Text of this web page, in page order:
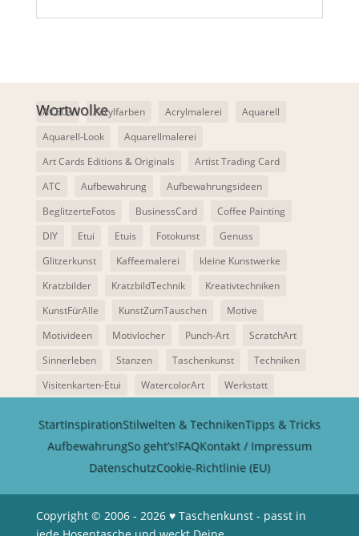
Wortwolke
ACEOs Acrylfarben Acrylmalerei
Aquarell
Aquarell-Look
Aquarellmalerei
Art Cards Editions & Originals
Artist Trading Card
ATC
Aufbewahrung
Aufbewahrungsideen
BeglitzerteFotos
BusinessCard
Coffee Painting
DIY
Etui Etuis Fotokunst
Genuss
Glitzerkunst
Kaffeemalerei
kleine Kunstwerke
Kratzbilder
KratzbildTechnik
Kreativtechniken
KunstFürAlle
KunstZumTauschen
Motive
Motivideen
Motivlocher Punch-Art
ScratchArt
Sinnerleben
Stanzen Taschenkunst
Techniken
Visitenkarten-Etui
WatercolorArt Werkstatt
StartInspirationStilwelten & TechnikenTipps & Tricks
AufbewahrungSo geht’s!FAQKontakt / Impressum
DatenschutzCookie-Richtlinie (EU)
Copyright © 2006 - 2026 ♥ Taschenkunst - passt in